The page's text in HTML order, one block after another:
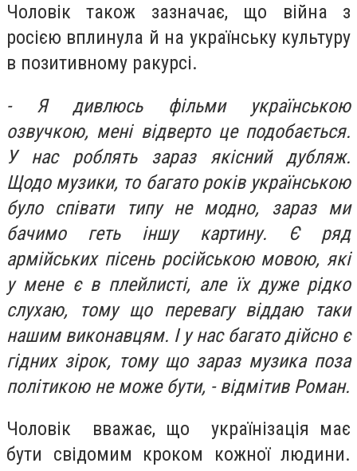
Чоловік також зазначає, що війна з
росією вплинула й на українську культуру
в позитивному ракурсі.
- Я дивлюсь фільми українською
озвучкою, мені відверто це подобається.
У нас роблять зараз якісний дубляж.
Щодо музики, то багато років українською
було співати типу не модно, зараз ми
бачимо геть іншу картину. Є ряд
армійських пісень російською мовою, які
у мене є в плейлисті, але їх дуже рідко
слухаю, тому що перевагу віддаю таки
нашим виконавцям. І у нас багато дійсно є
гідних зірок, тому що зараз музика поза
політикою не може бути, - відмітив Роман.
Чоловік вважає, що українізація має
бути свідомим кроком кожної людини.